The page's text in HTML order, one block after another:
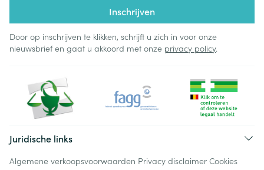
Inschrijven
Door op inschrijven te klikken, schrijft u zich in voor onze
nieuwsbrief en gaat u akkoord met onze privacy policy.
Juridische links
Algemene verkoopsvoorwaarden Privacy disclaimer Cookies